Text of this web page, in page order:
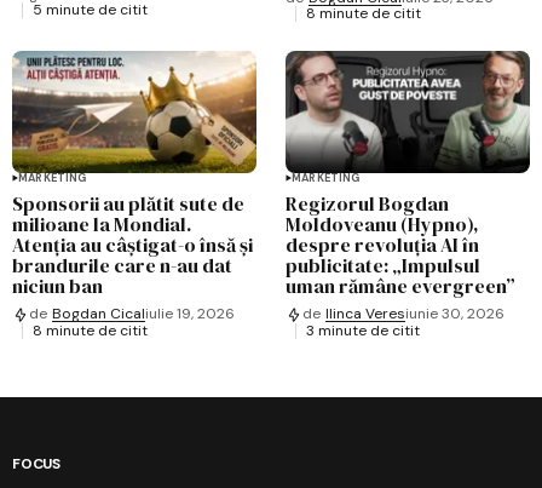
5 minute de citit
8 minute de citit
MARKETING
Sponsorii au plătit sute de
milioane la Mondial.
Atenția au câștigat-o însă și
brandurile care n-au dat
niciun ban
de Bogdan Cicaliulie 19, 2026
8 minute de citit
MARKETING
Regizorul Bogdan
Moldoveanu (Hypno),
despre revoluția AI în
publicitate: „Impulsul
uman rămâne evergreen”
de Ilinca Veresiunie 30, 2026
3 minute de citit
FOCUS